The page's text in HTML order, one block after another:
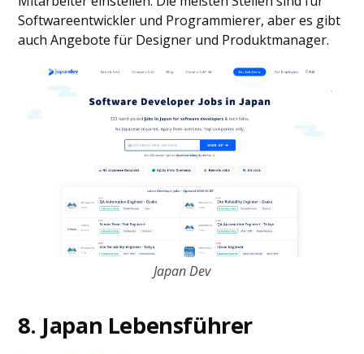
Softwareentwickler und Programmierer, aber es gibt
auch Angebote für Designer und Produktmanager.
Japan Dev
8. Japan Lebensführer